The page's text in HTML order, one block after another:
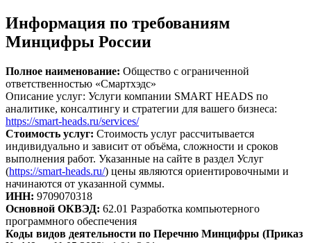
Информация по требованиям
Минцифры России
Полное наименование: Общество с ограниченной
ответственностью «Смартхэдс»
Описание услуг: Услуги компании SMART HEADS по
аналитике, консалтингу и стратегии для вашего бизнеса:
https://smart-heads.ru/services/
Стоимость услуг: Стоимость услуг рассчитывается
индивидуально и зависит от объёма, сложности и сроков
выполнения работ. Указанные на сайте в раздел Услуг
(https://smart-heads.ru/) цены являются ориентировочными и
начинаются от указанной суммы.
ИНН: 9709070318
Основной ОКВЭД: 62.01 Разработка компьютерного
программного обеспечения
Коды видов деятельности по Перечню Минцифры (Приказ